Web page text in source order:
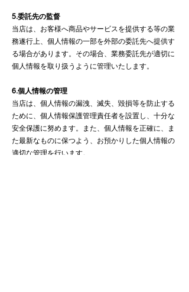
5.委託先の監督
当店は、お客様へ商品やサービスを提供する等の業
務遂行上、個人情報の一部を外部の委託先へ提供す
る場合があります。その場合、業務委託先が適切に
個人情報を取り扱うように管理いたします。
6.個人情報の管理
当店は、個人情報の漏洩、滅失、毀損等を防止する
ために、個人情報保護管理責任者を設置し、十分な
安全保護に努めます。また、個人情報を正確に、ま
た最新なものに保つよう、お預かりした個人情報の
適切な管理を行います。